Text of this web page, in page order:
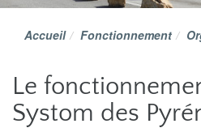
Accueil Fonctionnement
Le
Systom des